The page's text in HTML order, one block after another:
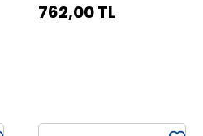
762,00 TL